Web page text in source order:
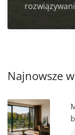
Najnowsze